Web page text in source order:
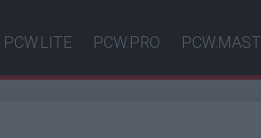
PCW.LITE PCW.PRO